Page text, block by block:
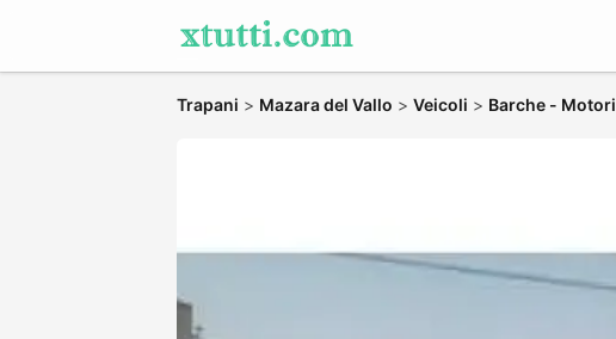
Trapani > Mazara del Vallo > Veicoli > Barche - Motori